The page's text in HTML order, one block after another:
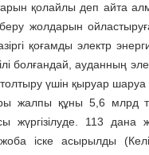
қолайлы деп айта
жолдарын
қоғамды электр
ауданның
үшін қыруар шаруа
жалпы құны 5,6 млрд
жүргізілуде. 113 дана
іске асырылды